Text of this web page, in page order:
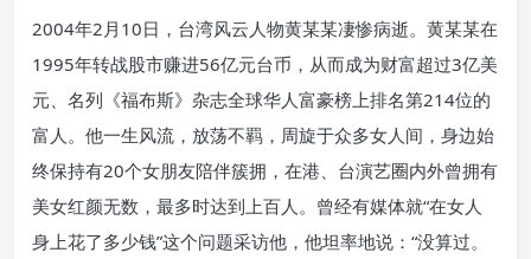
2004年2月10日，台湾风云人物黄某某凄惨病逝。黄某某在
1995年转战股市赚进56亿元台币，从而成为财富超过3亿美
元、名列《福布斯》杂志全球华人富豪榜上排名第214位的
富人。他一生风流，放荡不羁，周旋于众多女人间，身边始
终保持有20个女朋友陪伴簇拥，在港、台演艺圈内外曾拥有
美女红颜无数，最多时达到上百人。曾经有媒体就“在女人
身上花了多少钱”这个问题采访他，他坦率地说：“没算过。